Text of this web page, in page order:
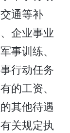
通等补
企业事业
事训练、
行动任务
的工资、
其他待遇
关规定执